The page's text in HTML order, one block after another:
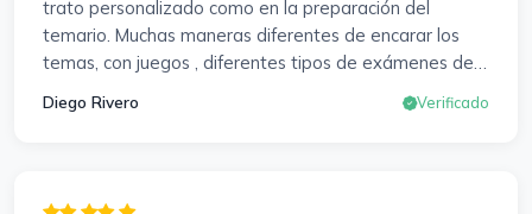
examen para subir nota. Gracias Vanesa y Pablo.
trato personalizado como en la preparación del
temario. Muchas maneras diferentes de encarar los
temas, con juegos , diferentes tipos de exámenes de
preparación y un temario muy al día. Una experiencia
muy positiva en todos los sentidos.
Diego Rivero Verificado